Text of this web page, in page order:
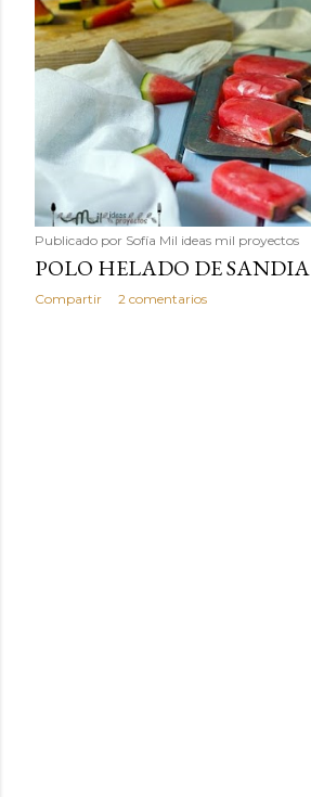
Publicado por Sofía Mil ideas mil proyectos
POLO HELADO DE SANDIA
Compartir 2 comentarios